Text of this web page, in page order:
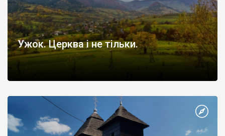
Ужок. Церква і не тільки.